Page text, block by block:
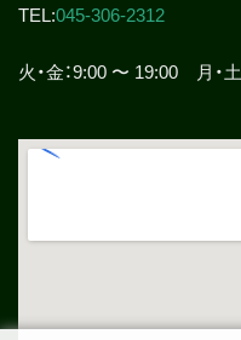
TEL:045-306-2312
火・金：9:00 〜 19:00 月・